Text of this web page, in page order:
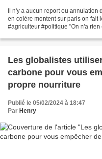
Il n'y a aucun report ou annulation des
en colère montent sur paris on fait
#agriculteur #politique "On n'a
Les globalistes
carbone pour vous
propre nourriture
Publié le 05/02/2024 à 18:47
Par Henry